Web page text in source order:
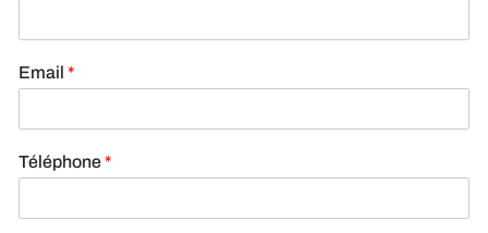
Email *
Téléphone*